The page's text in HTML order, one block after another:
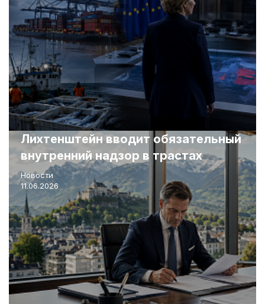
Лихтенштейн вводит обязательный
внутренний надзор в трастах
Новости
11.06.2026